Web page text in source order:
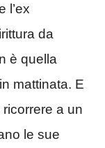
l’ex
da
è quella
mattinata. E
a un
le sue